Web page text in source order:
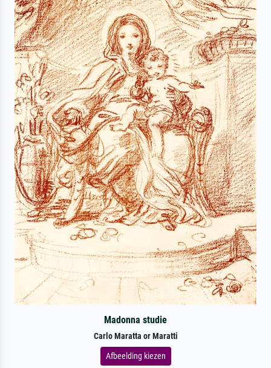
Madonna studie
Carlo Maratta or Maratti
Afbeelding kiezen